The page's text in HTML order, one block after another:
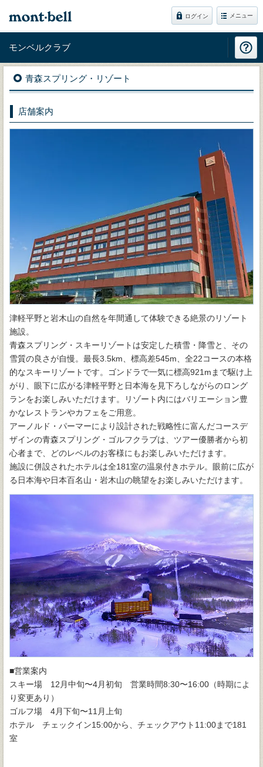
ログイン メニュー
モンベルクラブ
青森スプリング・リゾート
店舗案内
津軽平野と岩木山の自然を年間通して体験できる絶景のリゾート
施設。
青森スプリング・スキーリゾートは安定した積雪・降雪と、その
雪質の良さが自慢。最長3.5km、標高差545m、全22コースの本格
的なスキーリゾートです。ゴンドラで一気に標高921mまで駆け上
がり、眼下に広がる津軽平野と日本海を見下ろしながらのロング
ランをお楽しみいただけます。リゾート内にはバリエーション豊
かなレストランやカフェをご用意。
アーノルド・パーマーにより設計された戦略性に富んだコースデ
ザインの青森スプリング・ゴルフクラブは、ツアー優勝者から初
心者まで、どのレベルのお客様にもお楽しみいただけます。
施設に併設されたホテルは全181室の温泉付きホテル。眼前に広が
る日本海や日本百名山・岩木山の眺望をお楽しみいただけます。
■営業案内
スキー場 12月中旬〜4月初旬 営業時間8:30〜16:00（時期によ
り変更あり）
ゴルフ場 4月下旬〜11月上旬
ホテル チェックイン15:00から、チェックアウト11:00まで181
室